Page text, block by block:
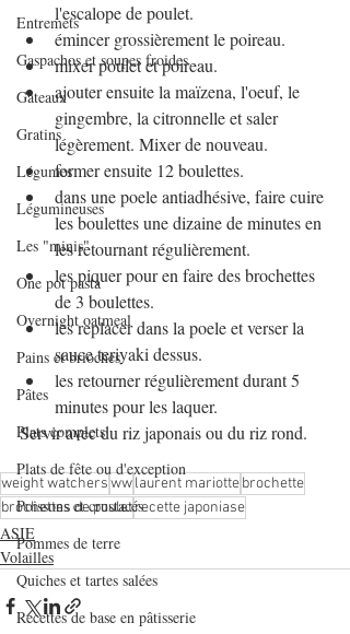
Entremets
Gaspachos et soupes froides
Gâteaux
Gratins
Légumes
Légumineuses
Les "minis"
One pot pasta
Overnight oatmeal
Pains et brioches
Pâtes
Plats complets
Plats de fête ou d'exception
Poissons et crustacés
Pommes de terre
Quiches et tartes salées
Recettes de base en pâtisserie
l'escalope de poulet.
émincer grossièrement le poireau.
mixer poulet et poireau.
ajouter ensuite la maïzena, l'oeuf, le
gingembre, la citronnelle et saler
légèrement. Mixer de nouveau.
former ensuite 12 boulettes.
dans une poele antiadhésive, faire cuire
les boulettes une dizaine de minutes en
les retournant régulièrement.
les piquer pour en faire des brochettes
de 3 boulettes.
les replacer dans la poele et verser la
sauce teriyaki dessus.
les retourner régulièrement durant 5
minutes pour les laquer.
Servir avec du riz japonais ou du riz rond.
weight watcherswwlaurent mariottebrochette
brochettes de pouletrecette japoniase
ASIE
Volailles